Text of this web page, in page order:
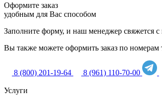
Оформите заказ
удобным для Вас способом
Заполните форму, и наш менеджер свяжется с
Вы также можете оформить заказ по номерам
8 (800) 201-19-64 8 (961) 110-70-00
Услуги